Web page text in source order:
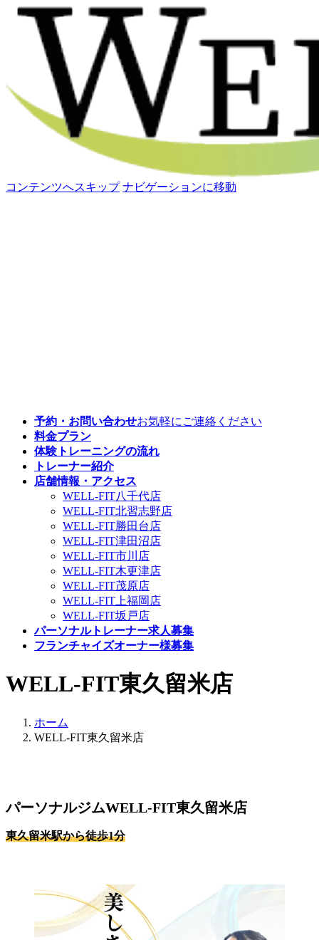
コンテンツへスキップ ナビゲーションに移動
予約・お問い合わせお気軽にご連絡ください
料金プラン
体験トレーニングの流れ
トレーナー紹介
店舗情報・アクセス
WELL-FIT八千代店
WELL-FIT北習志野店
WELL-FIT勝田台店
WELL-FIT津田沼店
WELL-FIT市川店
WELL-FIT木更津店
WELL-FIT茂原店
WELL-FIT上福岡店
WELL-FIT坂戸店
パーソナルトレーナー求人募集
フランチャイズオーナー様募集
WELL-FIT東久留米店
ホーム
WELL-FIT東久留米店
パーソナルジムWELL-FIT東久留米店
東久留米駅から徒歩1分